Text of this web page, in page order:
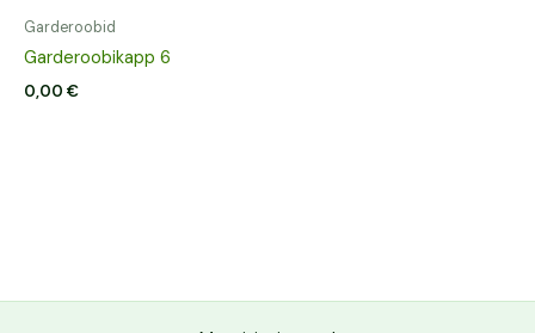
Garderoobid
Garderoobikapp 6
0,00 €